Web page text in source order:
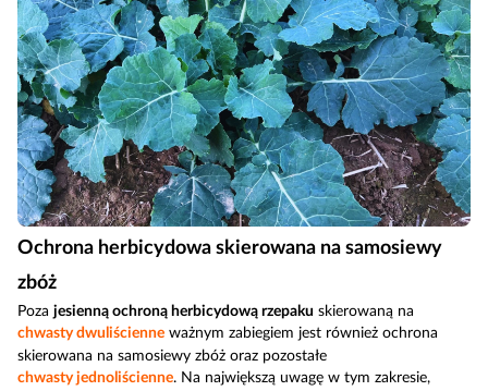
Ochrona herbicydowa skierowana na samosiewy
zbóż
Poza jesienną ochroną herbicydową rzepaku skierowaną na
chwasty dwuliścienne ważnym zabiegiem jest również ochrona
skierowana na samosiewy zbóż oraz pozostałe
chwasty jednoliścienne. Na największą uwagę w tym zakresie,